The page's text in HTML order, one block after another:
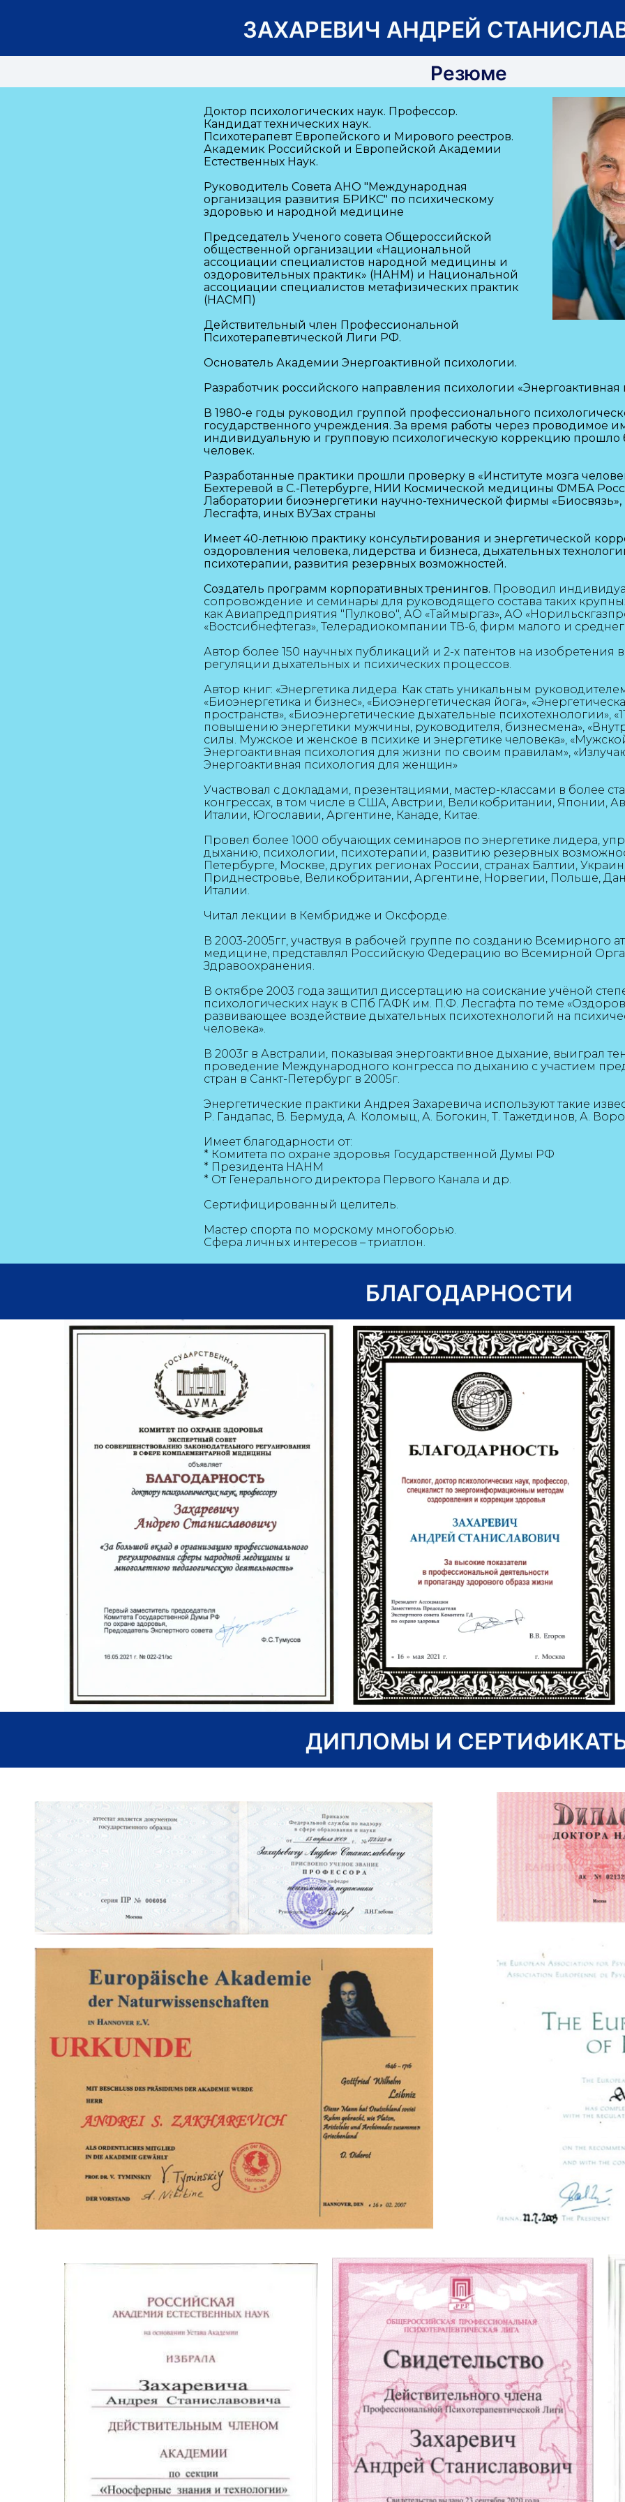
ЗАХАРЕВИЧ АНДРЕЙ
Резюме
Доктор психологических наук. Профессор.
Кандидат технических наук.
Психотерапевт Европейского и Мирового реестров.
Академик Российской и Европейской Академии
Естественных Наук.
Руководитель Совета АНО "Международная
организация развития БРИКС" по психическому
здоровью и народной медицине
Председатель Ученого совета Общероссийской
общественной организации «Национальной
ассоциации специалистов народной медицины и
оздоровительных практик» (НАНМ) и Национальной
ассоциации специалистов метафизических практик
(НАСМП)
Действительный член Профессиональной
Психотерапевтической Лиги РФ.
Основатель Академии Энергоактивной психологии.
Разработчик российского направления психологии «Энергоактивная
В 1980-е годы руководил группой профессионального
государственного учреждения. За время работы через проводимое
индивидуальную и групповую психологическую коррекцию прошло
человек.
Разработанные практики прошли проверку в «Институте мозга
Бехтеревой в С.-Петербурге, НИИ Космической медицины ФМБА
Лаборатории биоэнергетики научно-технической фирмы
Лесгафта, иных ВУЗах страны
Имеет 40-летнюю практику консультирования и энергетической
оздоровления человека, лидерства и бизнеса, дыхательных
психотерапии, развития резервных возможностей.
Создатель программ корпоративных тренингов. Проводил
сопровождение и семинары для руководящего состава таких
как Авиапредприятия "Пулково", АО «Таймыргаз», АО
«Востсибнефтегаз», Телерадиокомпании ТВ-6, фирм малого и
Автор более 150 научных публикаций и 2-х патентов на изобретения
регуляции дыхательных и психических процессов.
Автор книг: «Энергетика лидера. Как стать уникальным
«Биоэнергетика и бизнес», «Биоэнергетическая йога»,
пространств», «Биоэнергетические дыхательные психотехнологии»,
повышению энергетики мужчины, руководителя, бизнесмена»,
силы. Мужское и женское в психике и энергетике человека», «
Энергоактивная психология для жизни по своим правилам»,
Энергоактивная психология для женщин»
Участвовал с докладами, презентациями, мастер-классами в более
конгрессах, в том числе в США, Австрии, Великобритании, Японии,
Италии, Югославии, Аргентине, Канаде, Китае.
Провел более 1000 обучающих семинаров по энергетике лидера,
дыханию, психологии, психотерапии, развитию резервных
Петербурге, Москве, других регионах России, странах Балтии,
Приднестровье, Великобритании, Аргентине, Норвегии, Польше,
Италии.
Читал лекции в Кембридже и Оксфорде.
В 2003-2005гг, участвуя в рабочей группе по созданию Всемирного
медицине, представлял Российскую Федерацию во Всемирной
Здравоохранения.
В октябре 2003 года защитил диссертацию на соискание учёной
психологических наук в СПб ГАФК им. П.Ф. Лесгафта по теме
развивающее воздействие дыхательных психотехнологий на
человека».
В 2003г в Австралии, показывая энергоактивное дыхание, выиграл
проведение Международного конгресса по дыханию с участием
стран в Санкт-Петербург в 2005г.
Энергетические практики Андрея Захаревича используют такие
Р. Гандапас, В. Бермуда, А. Коломыц, А. Богокин, Т. Тажетдинов, А.
Имеет благодарности от:
* Комитета по охране здоровья Государственной Думы РФ
* Президента НАНМ
* От Генерального директора Первого Канала и др.
Сертифицированный целитель.
Мастер спорта по морскому многоборью.
Сфера личных интересов – триатлон.
БЛАГОДАРНОСТИ
ДИПЛОМЫ И